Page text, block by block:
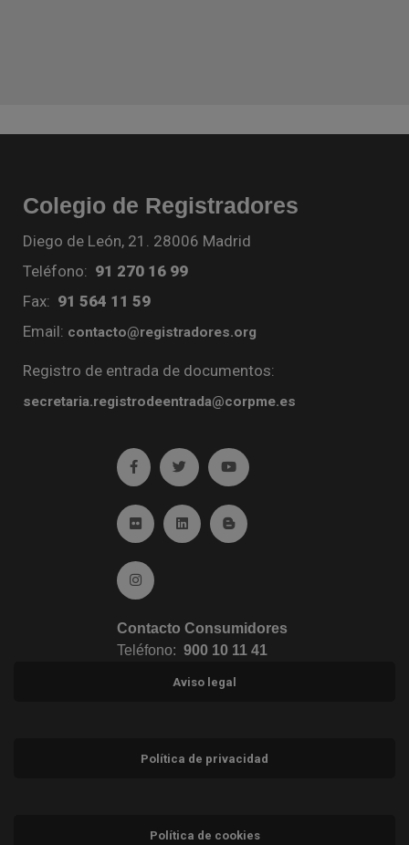
Colegio de Registradores
Diego de León, 21. 28006 Madrid
Teléfono: 91 270 16 99
Fax: 91 564 11 59
Email: contacto@registradores.org
Registro de entrada de documentos:
secretaria.registrodeentrada@corpme.es
Ir a facebook (abre en ventana nueva)
Ir a twitter (abre en ventana nueva)
Ir a YouTube (abre en
Ir a Flickr (abre en ventana nueva)
Ir a Linkedin (abre en ventana nueva)
Ir al Blog (abre en ventana
Ir a Instagram (abre en ventana nueva)
Contacto Consumidores
Teléfono: 900 10 11 41
Aviso legal
Política de privacidad
Política de cookies